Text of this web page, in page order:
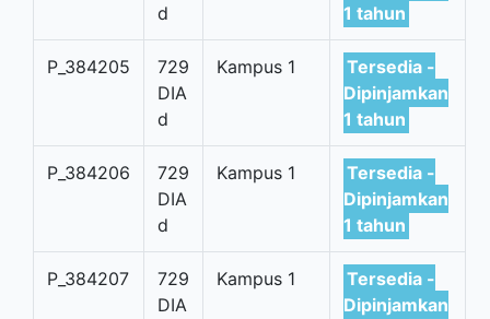
d
1 tahun
P_384205
729
DIA
d
Kampus 1
Tersedia -
Dipinjamkan
1 tahun
P_384206
729
DIA
d
Kampus 1
Tersedia -
Dipinjamkan
1 tahun
P_384207
729
DIA
Kampus 1
Tersedia -
Dipinjamkan